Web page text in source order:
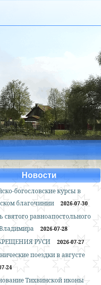
Новости
богословские курсы в
благочинии
2026-07-30
святого равноапостольного
2026-07-28
РУСИ 2026-07-27
поездки в августе
24
Тихвинской иконы